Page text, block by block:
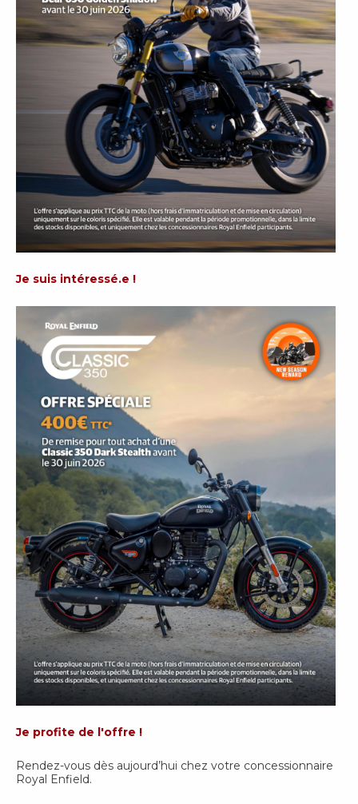
Je suis intéressé.e !
Je profite de l'offre !
Rendez-vous dès aujourd’hui chez votre concessionnaire
Royal Enfield.